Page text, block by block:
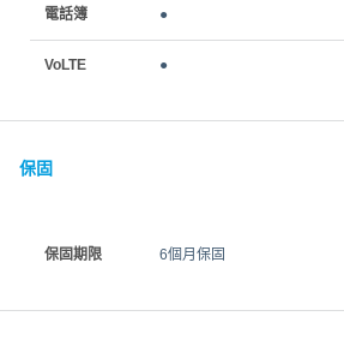
電話簿 ●
VoLTE ●
保固
保固期限 6個月保固